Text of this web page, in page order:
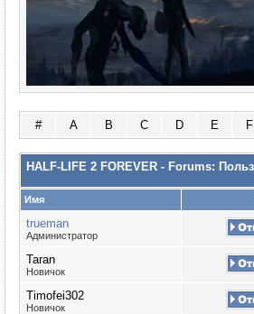
# A B C D E F
HALF-LIFE 2 FOREVER - Forums:
Имя
trueman
Администратор
Taran
Новичок
Timofei302
Новичок